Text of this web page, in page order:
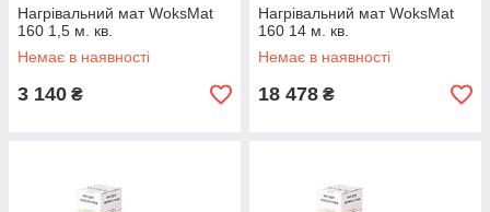
Нагрівальний мат WoksMat
160 1,5 м. кв.
Немає в наявності
3 140 ₴
Нагрівальний мат WoksMat
160 14 м. кв.
Немає в наявності
18 478 ₴